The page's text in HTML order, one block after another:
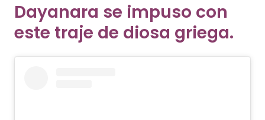
Dayanara se impuso con
este traje de diosa griega.